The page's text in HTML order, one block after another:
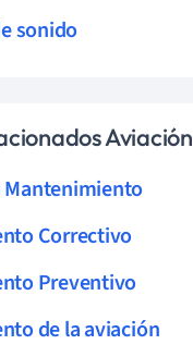
sonido
Aviación
Correctivo
Preventivo
de la aviación